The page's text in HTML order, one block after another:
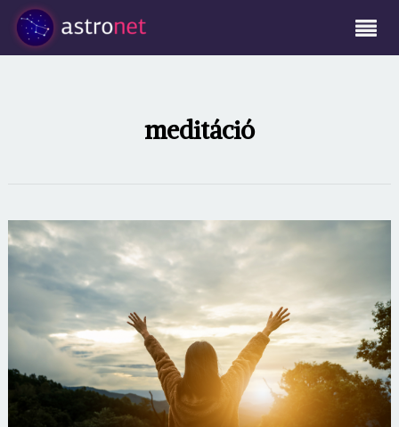
meditáció